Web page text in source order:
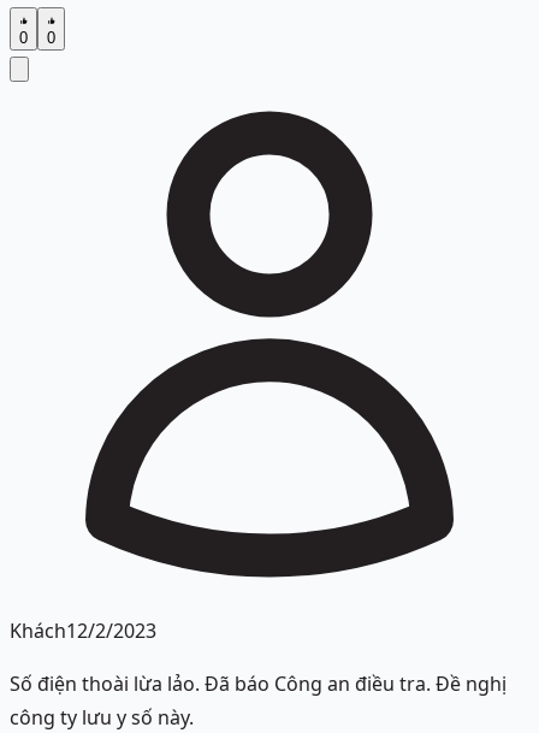
0 0
Khách12/2/2023
Số điện thoài lừa lảo. Đã báo Công an điều tra. Đề nghị
công ty lưu y số này.